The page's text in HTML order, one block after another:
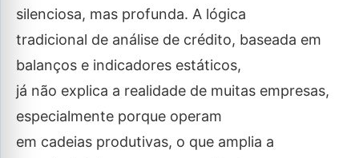
silenciosa, mas profunda. A lógica
tradicional de análise de crédito, baseada em
balanços e indicadores estáticos,
já não explica a realidade de muitas empresas,
especialmente porque operam
em cadeias produtivas, o que amplia a